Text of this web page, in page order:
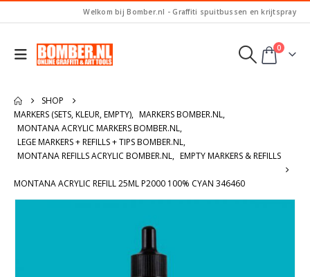
Welkom bij Bomber.nl - Graffiti spuitbussen en krijtspray
0
SHOP
MARKERS (SETS, KLEUR, EMPTY), MARKERS BOMBER.NL,
MONTANA ACRYLIC MARKERS BOMBER.NL,
LEGE MARKERS + REFILLS + TIPS BOMBER.NL,
MONTANA REFILLS ACRYLIC BOMBER.NL, EMPTY MARKERS & REFILLS
MONTANA ACRYLIC REFILL 25ML P2000 100% CYAN 346460